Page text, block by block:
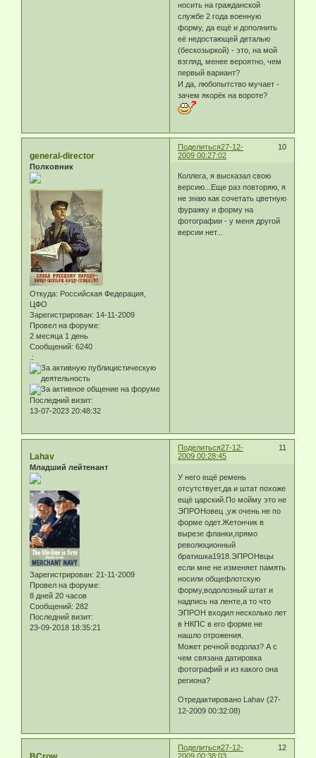
носить на гражданской
службе 2 года военную
форму, да ещё и дополнить
её недостающей деталью
(бескозыркой) - это, на мой
взгляд, менее вероятно, чем
первый вариант?
И да, любопытство мучает -
зачем якорёк на вороте?
Поделиться 10
27-12-
2009 00:27:02
general-director
Полковник
Откуда: Российская Федерация,
ЦФО
Зарегистрирован: 14-11-2009
Провел на форуме:
2 месяца 1 день
Сообщений: 6240
.:
Последний визит:
13-07-2023 20:48:32
Коллега, я высказал свою
версию...Еще раз повторяю, я
не знаю как сочетать цветную
фуражку и форму на
фотографии - у меня другой
версии нет...
Поделиться 11
27-12-
2009 00:28:45
Lahav
Младший лейтенант
Зарегистрирован: 21-11-2009
Провел на форуме:
8 дней 20 часов
Сообщений: 282
Последний визит:
23-09-2018 18:35:21
У него ещё ремень
отсутствует,да и штат похоже
ещё царский.По мойму это не
ЭПРОНовец ,уж очень не по
форме одет.Жетончик в
вырезе фланки,прямо
революционный
братишка1918.ЭПРОНвцы
если мне не изменяет память
носили общефлотскую
форму,водолозный штат и
надпись на ленте,а то что
ЭПРОН входил несколько лет
в НКПС в его форме не
нашло отрожения.
Может речной водолаз? А с
чем связана датировка
фотографий и из какого она
региона?
Отредактировано Lahav (27-
12-2009 00:32:08)
Поделиться 12
27-12-
2009 00:38:03